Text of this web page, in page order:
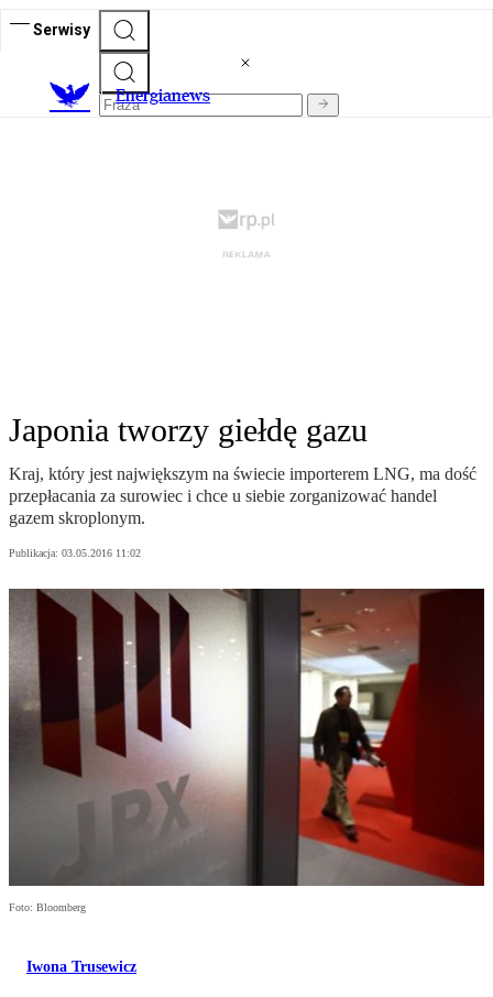
Serwisy
Energianews
Japonia tworzy giełdę gazu
Kraj, który jest największym na świecie importerem LNG, ma dość
przepłacania za surowiec i chce u siebie zorganizować handel
gazem skroplonym.
Publikacja: 03.05.2016 11:02
Foto: Bloomberg
Iwona Trusewicz